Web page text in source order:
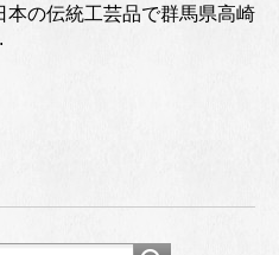
本の伝統工芸品で群馬県高崎